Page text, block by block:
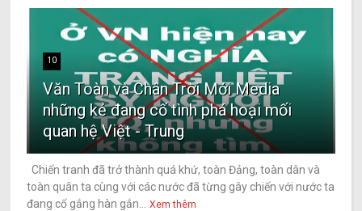
10
Văn Toàn và Chân Trời Mới Media
những kẻ đang cố tình phá hoại mối
quan hệ Việt - Trung
Chiến tranh đã trở thành quá khứ, toàn Đảng, toàn dân và
toàn quân ta cùng với các nước đã từng gây chiến với nước ta
đang cố gắng hàn gắn...
Xem thêm